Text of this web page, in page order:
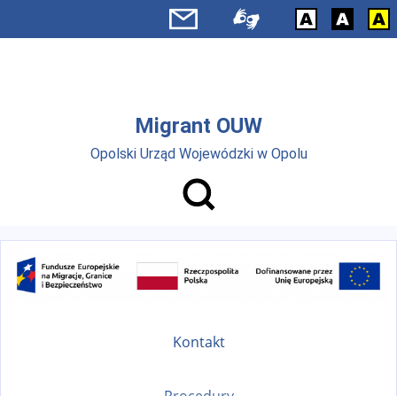
Przejdź do menu głównego
Migrant OUW
Opolski Urząd Wojewódzki w Opolu
Kontakt